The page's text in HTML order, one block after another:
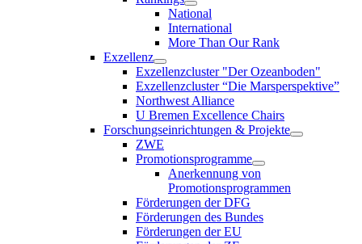
National
International
More Than Our Rank
Exzellenz
Exzellenzcluster "Der Ozeanboden"
Exzellenzcluster “Die Marsperspektive”
Northwest Alliance
U Bremen Excellence Chairs
Forschungseinrichtungen & Projekte
ZWE
Promotionsprogramme
Anerkennung von
Promotionsprogrammen
Förderungen der DFG
Förderungen des Bundes
Förderungen der EU